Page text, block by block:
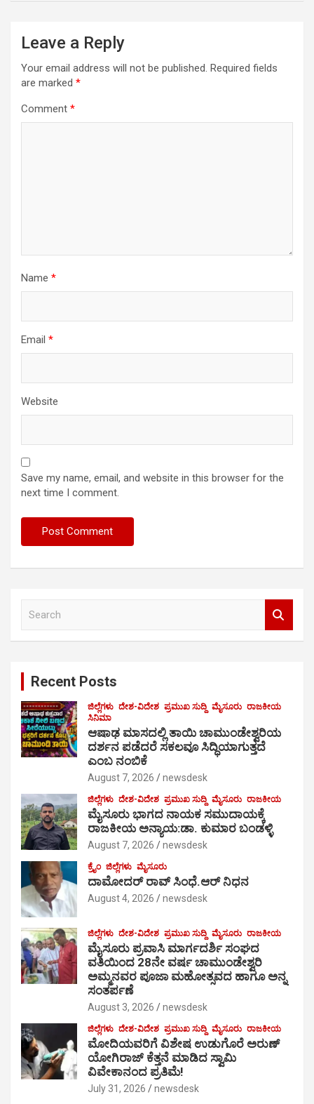
Leave a Reply
Your email address will not be published. Required fields
are marked *
Comment *
Name *
Email *
Website
Save my name, email, and website in this browser for the
next time I comment.
Recent Posts
ಜಿಲ್ಲೆಗಳು ದೇಶ-ವಿದೇಶ ಪ್ರಮುಖ ಸುದ್ದಿ ಮೈಸೂರು ರಾಜಕೀಯ
ಸಿನಿಮಾ
ಆಷಾಢ ಮಾಸದಲ್ಲಿ ತಾಯಿ ಚಾಮುಂಡೇಶ್ವರಿಯ
ದರ್ಶನ ಪಡೆದರೆ ಸಕಲವೂ ಸಿದ್ಧಿಯಾಗುತ್ತದೆ
ಎಂಬ ನಂಬಿಕೆ
August 7, 2026 newsdesk
ಜಿಲ್ಲೆಗಳು ದೇಶ-ವಿದೇಶ ಪ್ರಮುಖ ಸುದ್ದಿ ಮೈಸೂರು ರಾಜಕೀಯ
ಮೈಸೂರು ಭಾಗದ ನಾಯಕ ಸಮುದಾಯಕ್ಕೆ
ರಾಜಕೀಯ ಅನ್ಯಾಯ:ಡಾ. ಕುಮಾರ ಬಂಡಳ್ಳಿ
August 7, 2026 newsdesk
ಕ್ರೈಂ ಜಿಲ್ಲೆಗಳು ಮೈಸೂರು
ದಾಮೋದರ್ ರಾವ್ ಸಿಂಧೆ.ಆರ್ ನಿಧನ
August 4, 2026 newsdesk
ಜಿಲ್ಲೆಗಳು ದೇಶ-ವಿದೇಶ ಪ್ರಮುಖ ಸುದ್ದಿ ಮೈಸೂರು ರಾಜಕೀಯ
ಮೈಸೂರು ಪ್ರವಾಸಿ ಮಾರ್ಗದರ್ಶಿ ಸಂಘದ
ವತಿಯಿಂದ 28ನೇ ವರ್ಷ ಚಾಮುಂಡೇಶ್ವರಿ
ಅಮ್ಮನವರ ಪೂಜಾ ಮಹೋತ್ಸವದ ಹಾಗೂ ಅನ್ನ
ಸಂತರ್ಪಣೆ
August 3, 2026 newsdesk
ಜಿಲ್ಲೆಗಳು ದೇಶ-ವಿದೇಶ ಪ್ರಮುಖ ಸುದ್ದಿ ಮೈಸೂರು ರಾಜಕೀಯ
ಮೋದಿಯವರಿಗೆ ವಿಶೇಷ ಉಡುಗೊರೆ ಅರುಣ್
ಯೋಗಿರಾಜ್ ಕೆತ್ತನೆ ಮಾಡಿದ ಸ್ವಾಮಿ
ವಿವೇಕಾನಂದ ಪ್ರತಿಮೆ!
July 31, 2026 newsdesk